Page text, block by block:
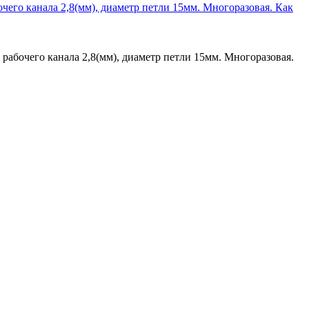
Как
канала 2,8(мм), диаметр петли 15мм. Многоразовая.